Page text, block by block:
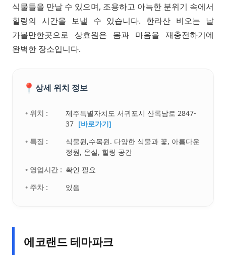
식물들을 만날 수 있으며, 조용하고 아늑한 분위기 속에서
힐링의 시간을 보낼 수 있습니다. 한라산 비오는 날
가볼만한곳으로 상효원은 몸과 마음을 재충전하기에
완벽한 장소입니다.
📍 상세 위치 정보
• 위치 :
제주특별자치도 서귀포시 산록남로 2847-
37 [바로가기]
• 특징 :
식물원,수목원. 다양한 식물과 꽃, 아름다운
정원, 온실, 힐링 공간
• 영업시간 : 확인 필요
• 주차 :
있음
에코랜드 테마파크